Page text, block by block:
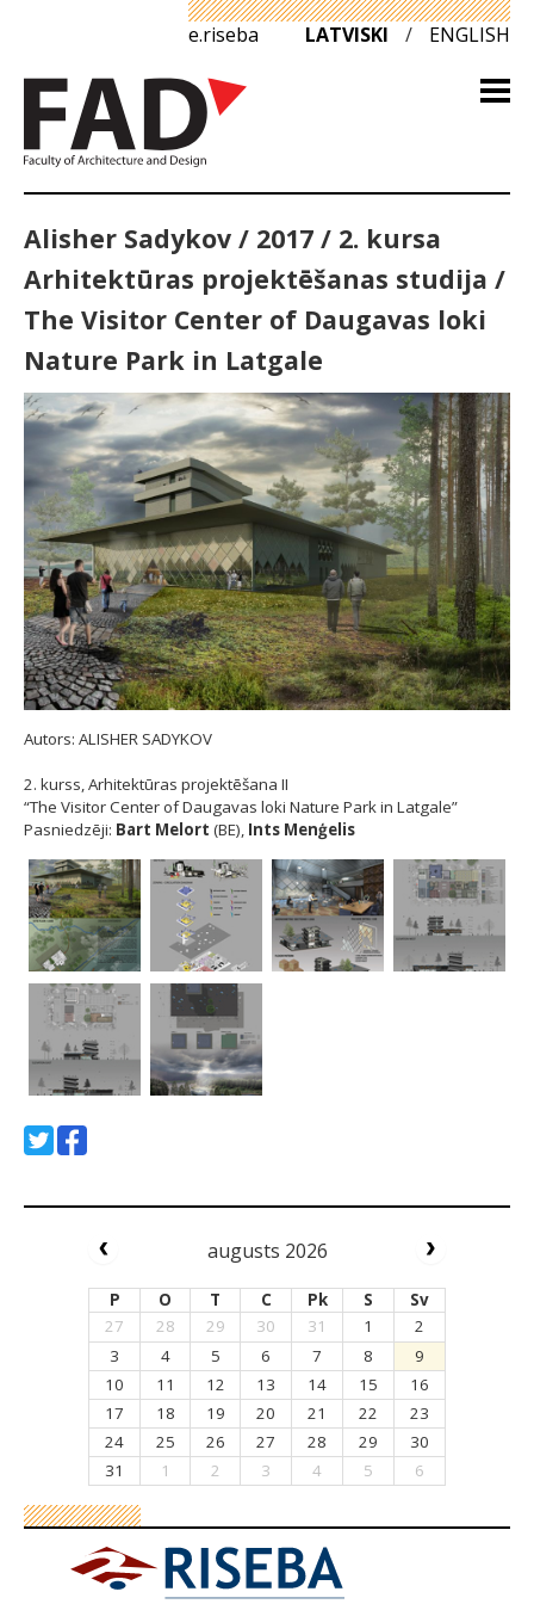
e.riseba LATVISKI / ENGLISH
Alisher Sadykov / 2017 / 2. kursa
Arhitektūras projektēšanas studija /
The Visitor Center of Daugavas loki
Nature Park in Latgale
Autors: ALISHER SADYKOV
2. kurss, Arhitektūras projektēšana II
“The Visitor Center of Daugavas loki Nature Park in Latgale”
Pasniedzēji: Bart Melort (BE), Ints Menģelis
augusts 2026
P O T C Pk S
Sv
27
28 29 30 31 1
2
3
4 5 6 7 8
9
10
11 12 13 14 15
16
17
18 19 20 21 22
23
24
25 26 27 28 29
30
31
1 2 3 4 5 6